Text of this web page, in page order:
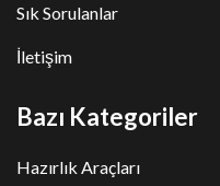
Sık Sorulanlar
İletişim
Bazı Kategoriler
Hazırlık Araçları